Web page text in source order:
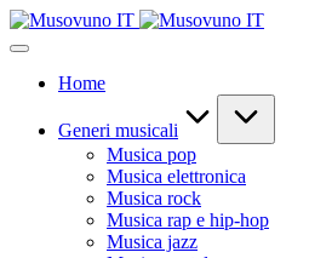
Skip
to
Home
Generi musicali
Musica pop
Musica elettronica
Musica rock
Musica rap e hip-hop
Musica jazz